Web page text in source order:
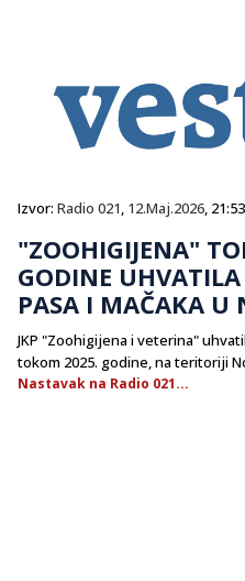
Izvor: Radio 021, 12.Maj.2026, 21:53
"ZOOHIGIJENA"
GODINE
PASA I MAČAKA U
JKP "Zoohigijena i veterina"
tokom 2025. godine, na teritoriji
Nastavak na Radio 021...